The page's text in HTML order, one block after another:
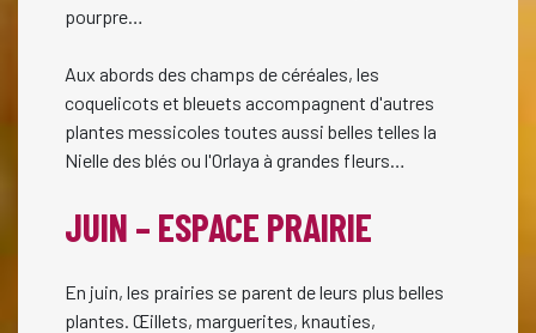
pourpre…
Aux abords des champs de céréales, les
coquelicots et bleuets accompagnent d'autres
plantes messicoles toutes aussi belles telles la
Nielle des blés ou l'Orlaya à grandes fleurs…
JUIN – ESPACE PRAIRIE
En juin, les prairies se parent de leurs plus belles
plantes. Œillets, marguerites, knauties,